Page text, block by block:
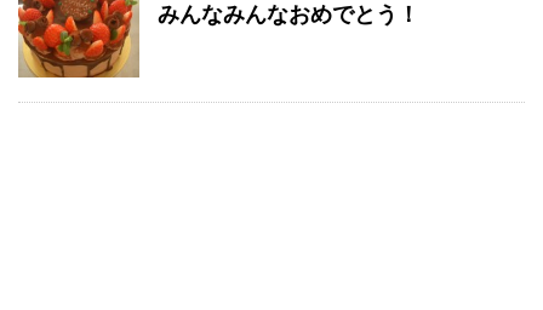
みんなみんなおめでとう！